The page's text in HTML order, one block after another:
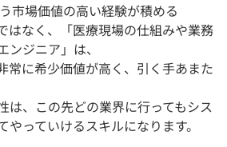
場価値の高い経験が積める
はなく、「医療現場の仕組みや業務
ンジニア」は、
常に希少価値が高く、引く手あまた
は、この先どの業界に行ってもシス
っていけるスキルになります。